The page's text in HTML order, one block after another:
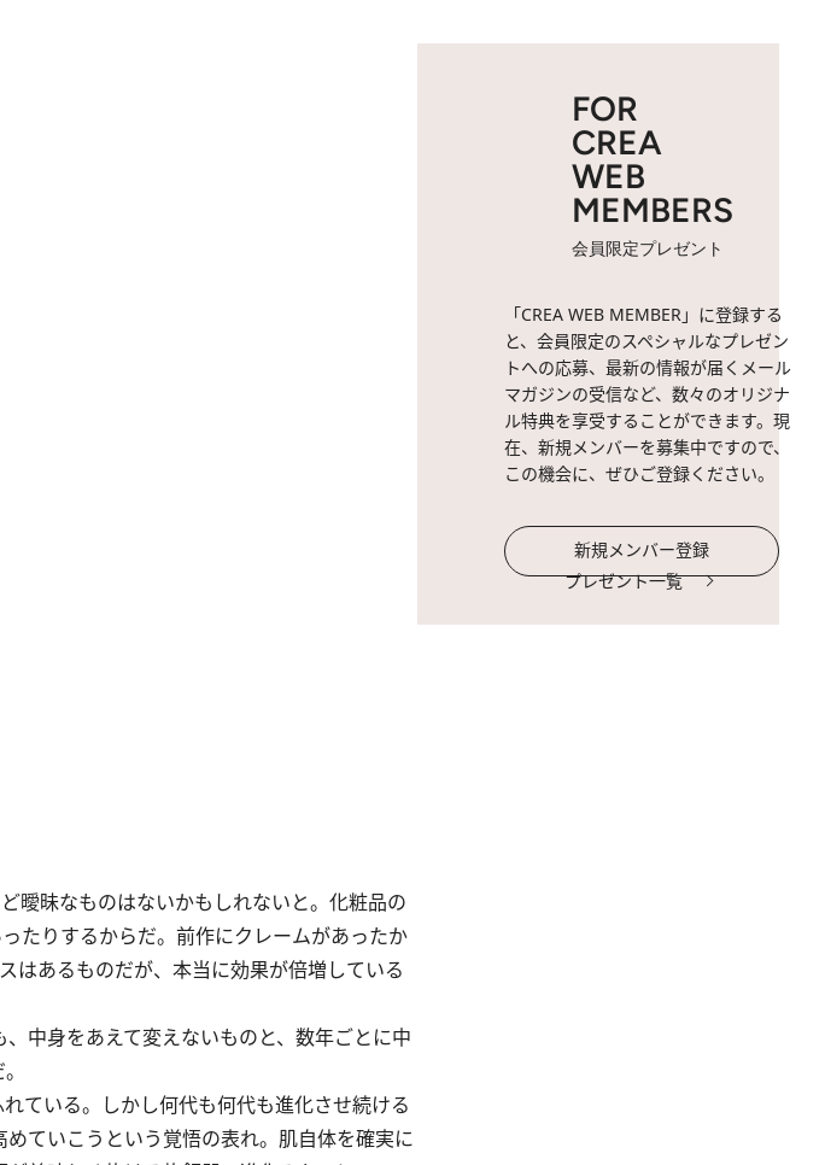
曖昧なものはないかもしれないと。化粧品の
たりするからだ。前作にクレームがあったか
はあるものだが、本当に効果が倍増している
中身をあえて変えないものと、数年ごとに中
ている。しかし何代も何代も進化させ続ける
ていこうという覚悟の表れ。肌自体を確実に
FOR
CREA
WEB
MEMBERS
会員限定プレゼント
「CREA WEB MEMBER」に登録する
と、会員限定のスペシャルなプレゼン
トへの応募、最新の情報が届くメール
マガジンの受信など、数々のオリジナ
ル特典を享受することができます。現
在、新規メンバーを募集中ですので、
この機会に、ぜひご登録ください。
新規メンバー登録
プレゼント一覧